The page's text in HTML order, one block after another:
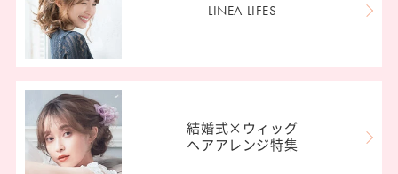
LINEA LIFES
結婚式×ウィッグ
ヘアアレンジ特集